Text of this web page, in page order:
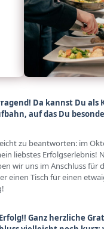
Da kannst Du
auf das Du
zu beantworten: im
liebstes
wir uns im Anschluss
einen Tisch für einen
Ganz herzliche